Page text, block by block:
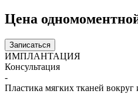
Цена
Записаться
ИМПЛАНТАЦИЯ
Консультация
-
Пластика мягких тканей вокруг